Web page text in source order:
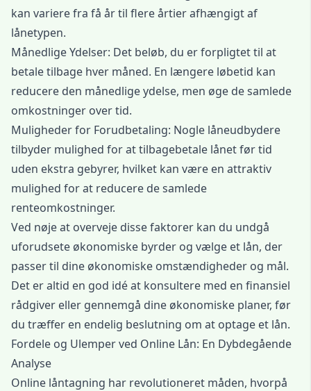
kan variere fra få år til flere årtier afhængigt af
lånetypen.
Månedlige Ydelser: Det beløb, du er forpligtet til at
betale tilbage hver måned. En længere løbetid kan
reducere den månedlige ydelse, men øge de samlede
omkostninger over tid.
Muligheder for Forudbetaling: Nogle låneudbydere
tilbyder mulighed for at tilbagebetale lånet før tid
uden ekstra gebyrer, hvilket kan være en attraktiv
mulighed for at reducere de samlede
renteomkostninger.
Ved nøje at overveje disse faktorer kan du undgå
uforudsete økonomiske byrder og vælge et lån, der
passer til dine økonomiske omstændigheder og mål.
Det er altid en god idé at konsultere med en finansiel
rådgiver eller gennemgå dine økonomiske planer, før
du træffer en endelig beslutning om at optage et lån.
Fordele og Ulemper ved Online Lån: En Dybdegående
Analyse
Online låntagning har revolutioneret måden, hvorpå